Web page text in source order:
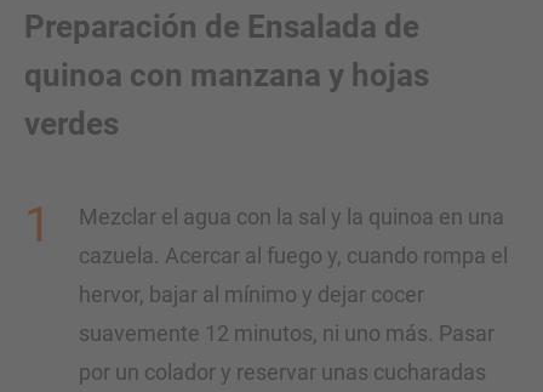
Preparación de Ensalada de
quinoa con manzana y hojas
verdes
Mezclar el agua con la sal y la quinoa en una
cazuela. Acercar al fuego y, cuando rompa el
hervor, bajar al mínimo y dejar cocer
suavemente 12 minutos, ni uno más. Pasar
por un colador y reservar unas cucharadas